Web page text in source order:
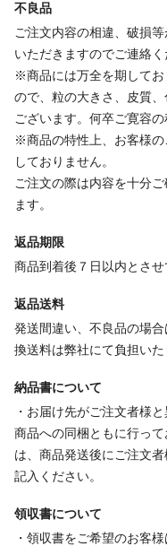
不良品
ご注文内容の相違、破損
いただきますのでご連絡く
※商品には万全を期して
ので、粒の大きさ、皮質
ございます。何卒ご寛容の
※商品の特性上、お客様
しておりません。
ご注文の際は内容を十分
ます。
返品期限
商品到着後７日以内とさせ
返品送料
発送間違い、不良品の場
換送料は弊社にて負担いた
納品書について
・お届け先がご注文者様
商品への同梱ともに行っ
は、商品発送後にご注文
記入ください。
領収書について
・領収書をご希望のお客